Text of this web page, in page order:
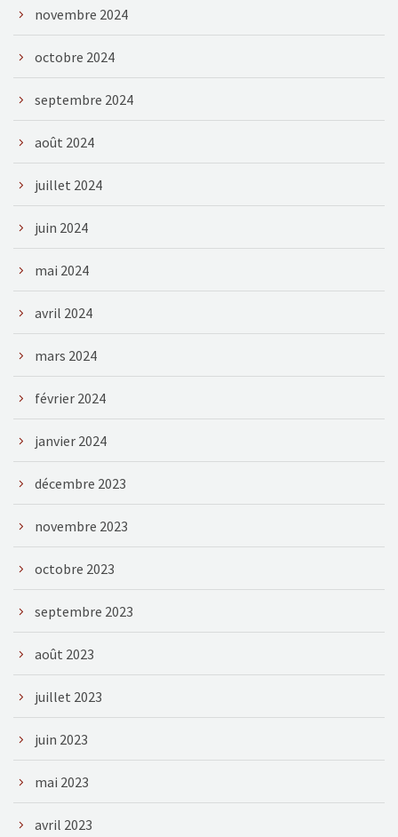
novembre 2024
octobre 2024
septembre 2024
août 2024
juillet 2024
juin 2024
mai 2024
avril 2024
mars 2024
février 2024
janvier 2024
décembre 2023
novembre 2023
octobre 2023
septembre 2023
août 2023
juillet 2023
juin 2023
mai 2023
avril 2023